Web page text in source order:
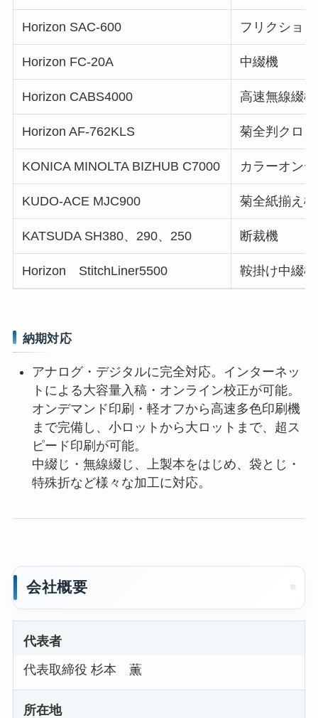
Horizon SAC-600 フリクショ
Horizon FC-20A 中綴機
Horizon CABS4000 高速無線綴機
Horizon AF-762KLS 菊全判クロ
KONICA MINOLTA BIZHUB C7000 カラーオン
KUDO-ACE MJC900 菊全紙揃え機
KATSUDA SH380、290、250 断裁機
Horizon StitchLiner5500 鞍掛け中綴機
納期対応
アナログ・デジタルに完全対応。インターネッ
トによる大容量入稿・オンライン校正が可能。
オンデマンド印刷・軽オフから高速多色印刷機
まで完備し、小ロットから大ロットまで、超ス
ピード印刷が可能。
中綴じ・無線綴じ、上製本をはじめ、袋とじ・
特殊折など様々な加工に対応。
会社概要
代表者
代表取締役 杉本 薫
所在地